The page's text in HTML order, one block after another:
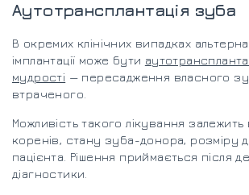
Аутотрансплантація зуба
В окремих клінічних випадках
імплантації може бути
мудрості — пересадження власного
втраченого.
Можливість такого лікування залежить
коренів, стану зуба-донора, розміру
пацієнта. Рішення приймається після
діагностики.